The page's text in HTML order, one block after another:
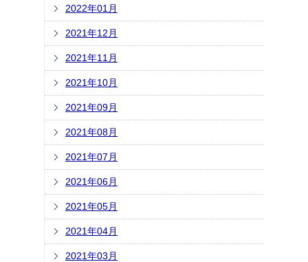
2022年01月
2021年12月
2021年11月
2021年10月
2021年09月
2021年08月
2021年07月
2021年06月
2021年05月
2021年04月
2021年03月